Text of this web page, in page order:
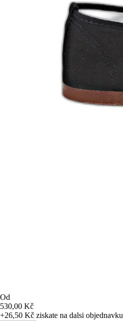
Od
530,00 Kč
+26,50 Kč ziskate na dalsi objednavku